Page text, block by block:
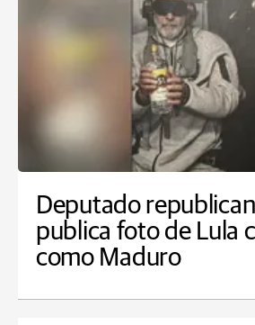
Deputado
publica foto de Lula
como Maduro